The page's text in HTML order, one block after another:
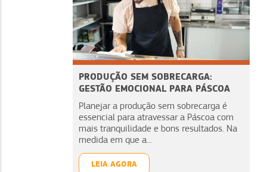
PRODUÇÃO SEM SOBRECARGA:
GESTÃO EMOCIONAL PARA PÁSCOA
Planejar a produção sem sobrecarga é
essencial para atravessar a Páscoa com
mais tranquilidade e bons resultados. Na
medida em que a...
LEIA AGORA